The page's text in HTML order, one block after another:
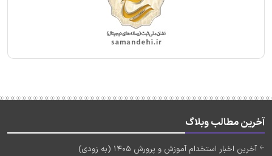
آخرین مطالب وبلاگ
آخرین اخبار استخدام آموزش و پرورش 1405 (به زودی)